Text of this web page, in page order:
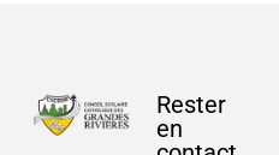
Rester
en